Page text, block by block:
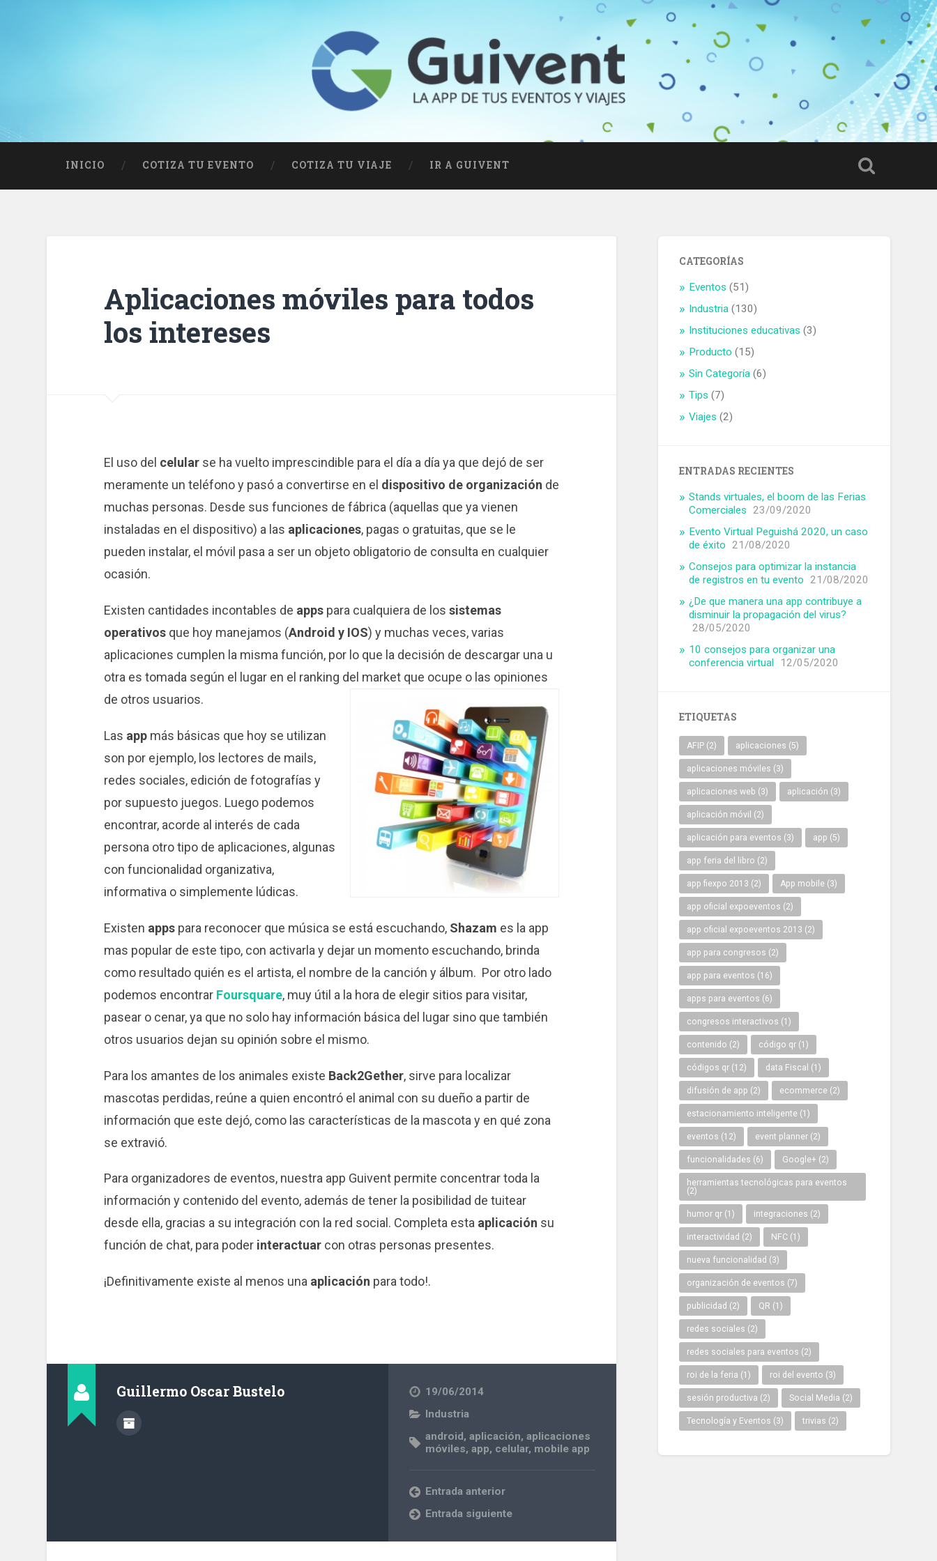
INICIO COTIZA TU EVENTO COTIZA TU VIAJE IR A GUIVENT
Aplicaciones móviles para todos
los intereses
El uso del celularse ha vuelto imprescindible para el día a día ya que dejó de ser
meramente un teléfono y pasó a convertirse en el dispositivo de organización de
muchas personas. Desde sus funciones de fábrica (aquellas que ya vienen
instaladas en el dispositivo) a las aplicaciones, pagas o gratuitas, que se le
pueden instalar, el móvil pasa a ser un objeto obligatorio de consulta en cualquier
ocasión.
Existen cantidades incontables de appspara cualquiera de los sistemas
operativosque hoy manejamos (Android y IOS) y muchas veces, varias
aplicaciones cumplen la misma función, por lo que la decisión de descargar una u
otra es tomada según el lugar en el ranking del market que ocupe o las opiniones
de otros usuarios.
Las appmás básicas que hoy se utilizan
son por ejemplo, los lectores de mails,
redes sociales, edición de fotografías y
por supuesto juegos. Luego podemos
encontrar, acorde al interés de cada
persona otro tipo de aplicaciones, algunas
con funcionalidad organizativa,
informativa o simplemente lúdicas.
Existen appspara reconocer que música se está escuchando, Shazam es la app
mas popular de este tipo, con activarla y dejar un momento escuchando, brinda
como resultado quién es el artista, el nombre de la canción y álbum. Por otro lado
podemos encontrar Foursquare, muy útil a la hora de elegir sitios para visitar,
pasear o cenar, ya que no solo hay información básica del lugar sino que también
otros usuarios dejan su opinión sobre el mismo.
Para los amantes de los animales existe Back2Gether, sirve para localizar
mascotas perdidas, reúne a quien encontró el animal con su dueño a partir de
información que este dejó, como las características de la mascota y en qué zona
se extravió.
Para organizadores de eventos, nuestra app Guivent permite concentrar toda la
información y contenido del evento, además de tener la posibilidad de tuitear
desde ella, gracias a su integración con la red social. Completa esta aplicación su
función de chat, para poder interactuarcon otras personas presentes.
¡Definitivamente existe al menos una aplicación para todo!.
Guillermo Oscar Bustelo
19/06/2014
Industria
android,aplicación,aplicaciones
móviles,app, celular, mobile app
Entrada anterior
Entrada siguiente
CATEGORÍAS
Eventos (51)
Industria (130)
Instituciones educativas (3)
Producto (15)
Sin Categoría (6)
Tips (7)
Viajes (2)
ENTRADAS RECIENTES
Stands virtuales, el boom de las Ferias
Comerciales 23/09/2020
Evento Virtual Peguishá 2020, un caso
de éxito 21/08/2020
Consejos para optimizar la instancia
de registros en tu evento 21/08/2020
¿De que manera una app contribuye a
disminuir la propagación del virus?
28/05/2020
10 consejos para organizar una
conferencia virtual
12/05/2020
ETIQUETAS
AFIP (2) aplicaciones (5)
aplicaciones móviles (3)
aplicaciones web (3) aplicación (3)
aplicación móvil (2)
aplicación para eventos (3) app (5)
app feria del libro (2)
app fiexpo 2013 (2) App mobile (3)
app oficial expoeventos (2)
app oficial expoeventos 2013 (2)
app para congresos (2)
app para eventos (16)
apps para eventos (6)
congresos interactivos (1)
contenido (2) código qr (1)
códigos qr (12) data Fiscal (1)
difusión de app (2) ecommerce (2)
estacionamiento inteligente (1)
eventos (12) event planner (2)
funcionalidades (6) Google+ (2)
herramientas tecnológicas para eventos
(2)
humor qr (1) integraciones (2)
interactividad (2) NFC (1)
nueva funcionalidad (3)
organización de eventos (7)
publicidad (2) QR (1)
redes sociales (2)
redes sociales para eventos (2)
roi de la feria (1) roi del evento (3)
sesión productiva (2) Social Media (2)
Tecnología y Eventos (3) trivias (2)